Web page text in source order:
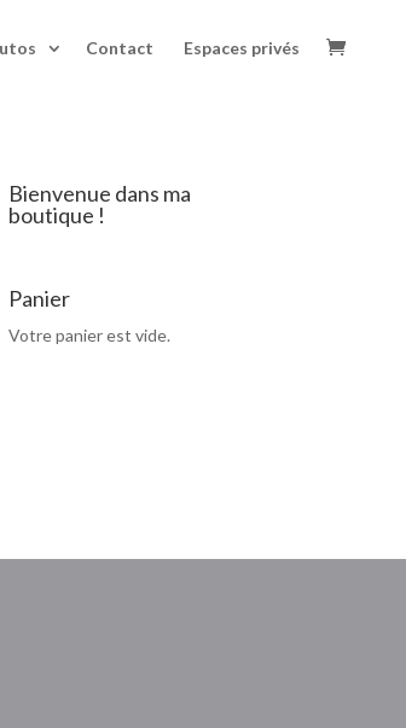
Contact Espaces privés
Bienvenue dans ma
boutique !
Panier
Votre panier est vide.